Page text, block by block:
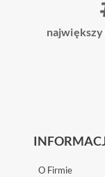
największy
O Firmie